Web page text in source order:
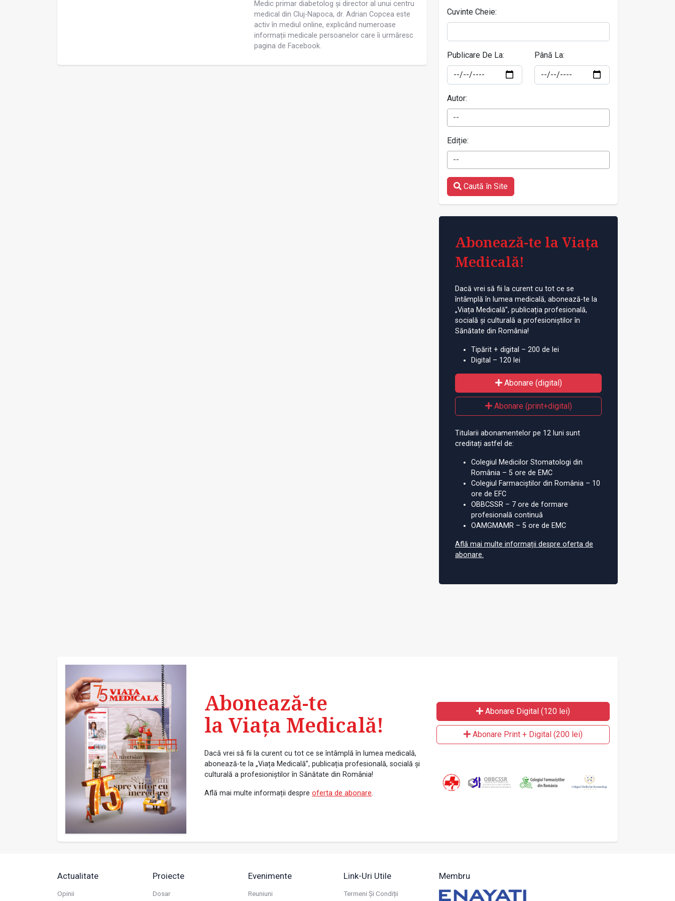
Medic primar diabetolog și director al unui centru
medical din Cluj-Napoca, dr. Adrian Copcea este
activ în mediul online, explicând numeroase
informații medicale persoanelor care îi urmăresc
pagina de Facebook.
Cuvinte Cheie:
Publicare De La: Până La:
Autor:
--
Ediție:
--
Caută în Site
Abonează-te la Viața
Medicală!
Dacă vrei să fii la curent cu tot ce se
întâmplă în lumea medicală, abonează-te la
„Viața Medicală”, publicația profesională,
socială și culturală a profesioniștilor în
Sănătate din România!
Tipărit + digital – 200 de lei
Digital – 120 lei
Abonare (digital)
Abonare (print+digital)
Titularii abonamentelor pe 12 luni sunt
creditați astfel de:
Colegiul Medicilor Stomatologi din
România – 5 ore de EMC
Colegiul Farmaciștilor din România – 10
ore de EFC
OBBCSSR – 7 ore de formare
profesională continuă
OAMGMAMR – 5 ore de EMC
Află mai multe informații despre oferta de
abonare.
Abonează-te
la Viața Medicală!
Dacă vrei să fii la curent cu tot ce se întâmplă în lumea medicală,
abonează-te la „Viața Medicală”, publicația profesională, socială și
culturală a profesioniștilor în Sănătate din România!
Află mai multe informații despre oferta de abonare.
Abonare Digital (120 lei)
Abonare Print + Digital (200 lei)
Actualitate
Opinii
Proiecte
Dosar
Evenimente
Reuniuni
Link-Uri Utile
Termeni Și Condiții
Membru